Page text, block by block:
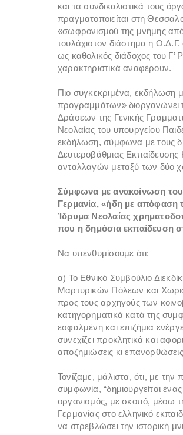
και τα συνδικαλιστικά τους
πραγματοποιείται στη
«σωφρονισμού της μνήμης
τουλάχιστον διάστημα η Ο.Δ.Γ.
ως καθολικός διάδοχος του Γ’
χαρακτηριστικά αναφέρουν.
Πιο συγκεκριμένα, εκδήλωση
προγραμμάτων» διοργανώνει
Δράσεων της Γενικής
Νεολαίας του υπουργείου
εκδήλωση, σύμφωνα με τους
Δευτεροβάθμιας
ανταλλαγών μεταξύ των δύο
Σύμφωνα με ανακοίνωση
Γερμανία, «ήδη με απόφαση
Ίδρυμα Νεολαίας
που η δημόσια εκπαίδευση
Να υπενθυμίσουμε ότι:
α) Το Εθνικό Συμβούλιο
Μαρτυρικών Πόλεων και
προς τους αρχηγούς των
κατηγορηματικά κατά της
εσφαλμένη και επιζήμια
συνεχίζει προκλητικά και
αποζημιώσεις κι
Τονίζαμε, μάλιστα, ότι, με
συμφωνία, “δημιουργείται ένας
οργανισμός, με σκοπό, μέσω
Γερμανίας στο ελληνικό
να στρεβλώσει την ιστορική